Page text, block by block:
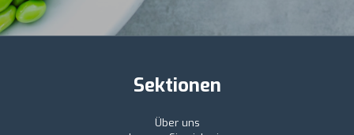
Sektionen
Über uns